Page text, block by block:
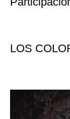
LOS